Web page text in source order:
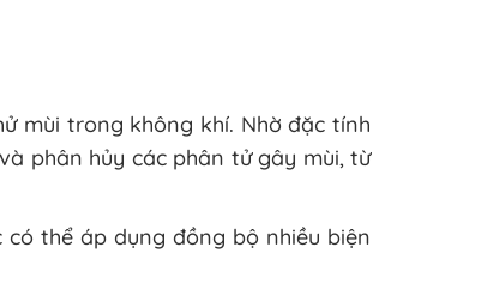
mùi trong không khí. Nhờ đặc tính
phân hủy các phân tử gây mùi, từ
thể áp dụng đồng bộ nhiều biện